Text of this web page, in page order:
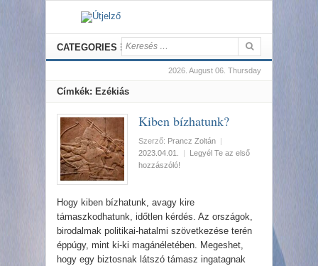
CATEGORIES
2026. August 06. Thursday
Címkék: Ezékiás
Kiben bízhatunk?
Szerző: Prancz Zoltán |
2023.04.01.
|
Legyél Te az első
hozzászóló!
Hogy kiben bízhatunk, avagy kire
támaszkodhatunk, időtlen kérdés. Az országok,
birodalmak politikai-hatalmi szövetkezése terén
éppúgy, mint ki-ki magánéletében. Megeshet,
hogy egy biztosnak látszó támasz ingatagnak